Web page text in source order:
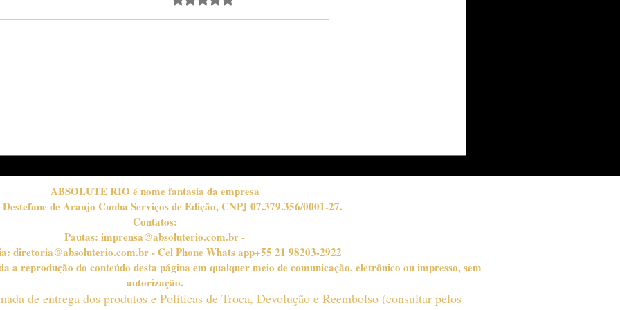
ABSOLUTE RIO é nome fantasia da empresa
de Araujo Cunha Serviços de Edição, CNPJ 07.379.356/0001-27.
Contatos:
Pautas: imprensa@absoluterio.com.br-
diretoria@absoluterio.com.br- Cel Phone Whats app+55 21 98203-2922
a reprodução do conteúdo desta página em qualquer meio de comunicação, eletrônico ou impresso, sem
autorização.
de entrega dos produtos e Políticas de Troca, Devolução e Reembolso (consultar pelos